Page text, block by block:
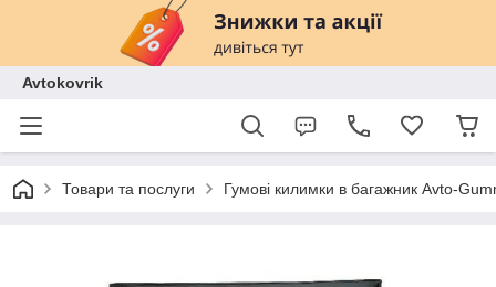
Avtokovrik
Товари та послуги Гумові килимки в багажник Avto-